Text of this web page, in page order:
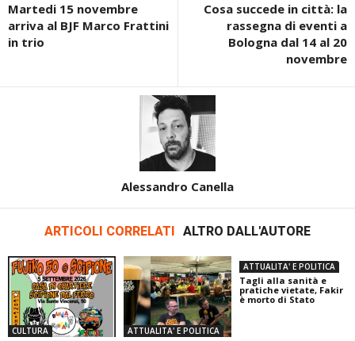
Martedi 15 novembre
arriva al BJF Marco Frattini
in trio
Cosa succede in città: la
rassegna di eventi a
Bologna dal 14 al 20
novembre
Alessandro Canella
ARTICOLI CORRELATI ALTRO DALL'AUTORE
CULTURA ATTUALITA' E POLITICA
ATTUALITA' E POLITICA
Tagli alla sanità e
pratiche vietate, Fakir
è morto di Stato